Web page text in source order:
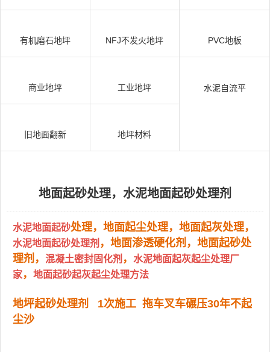
有机磨石地坪 NFJ不发火地坪 PVC地板
商业地坪 工业地坪 水泥自流平
旧地面翻新 地坪材料
地面起砂处理，水泥地面起砂处理剂
水泥地面起砂处理，地面起尘处理，地面起灰处理，
水泥地面起砂处理剂 ，地面渗透硬化剂，地面起砂处
理剂， 混凝土密封固化剂 ，
水泥地面起灰起尘处理厂
家， 地面起砂起灰起尘处理方法
地坪起砂处理剂 1次施工 拖车叉车碾压30年不起
尘沙